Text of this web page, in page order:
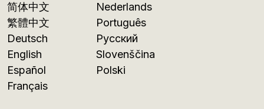
简体中文
繁體中文
Deutsch
English
Español
Français
Nederlands
Português
Русский
Slovenščina
Polski